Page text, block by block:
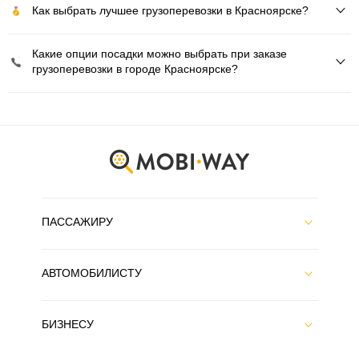
Как выбрать лучшее грузоперевозки в Красноярске?
Какие опции посадки можно выбрать при заказе
грузоперевозки в городе Красноярске?
ПАССАЖИРУ
АВТОМОБИЛИСТУ
БИЗНЕСУ